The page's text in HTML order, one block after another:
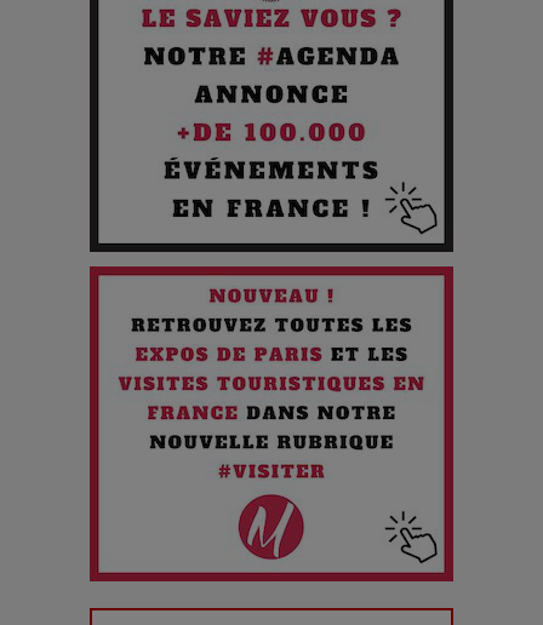
Pourquoi les Petites Entreprises Créatives Deviennent les
Les 3 meilleures destinations pour des vacances sportives
Quand l'Opéra Rencontre l'IA : Lola Volonakis, l'Artiste du
Paradoxe qui Chante le Futur
Chien 51 - Quand l’IA prend le pouvoir : une plongée dans un
futur troublant
Maïra Kerey, la “voix d’or du Kazakhstan”, célèbre ses 30
ans de carrière à la Salle Gaveau
Les dessous de la fast fashion : un désastre écologique en